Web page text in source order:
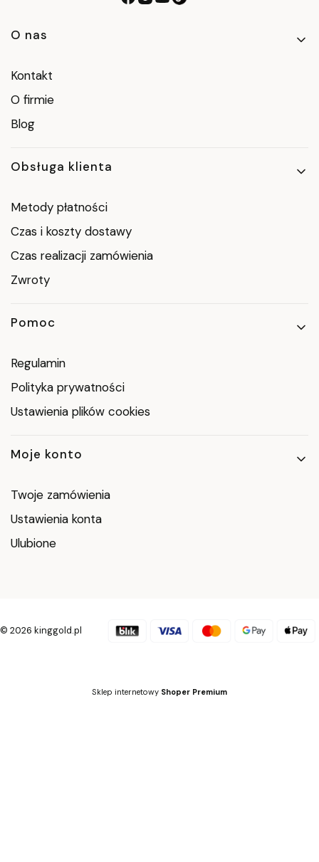
Linki w stopce
O nas
Kontakt
O firmie
Blog
Obsługa klienta
Metody płatności
Czas i koszty dostawy
Czas realizacji zamówienia
Zwroty
Pomoc
Regulamin
Polityka prywatności
Ustawienia plików cookies
Moje konto
Twoje zamówienia
Ustawienia konta
Ulubione
© 2026 kinggold.pl
Sklep internetowy Shoper Premium